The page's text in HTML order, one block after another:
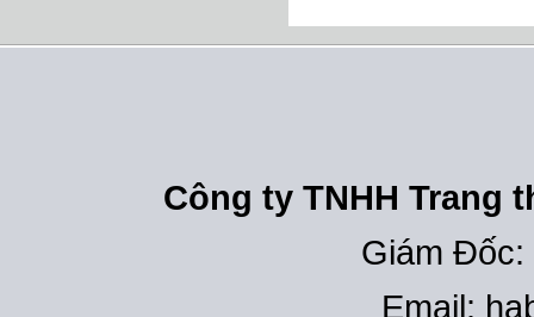
Công ty TNHH Trang
Giám Đốc:
Email: